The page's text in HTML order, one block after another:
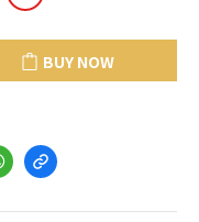
BUY NOW